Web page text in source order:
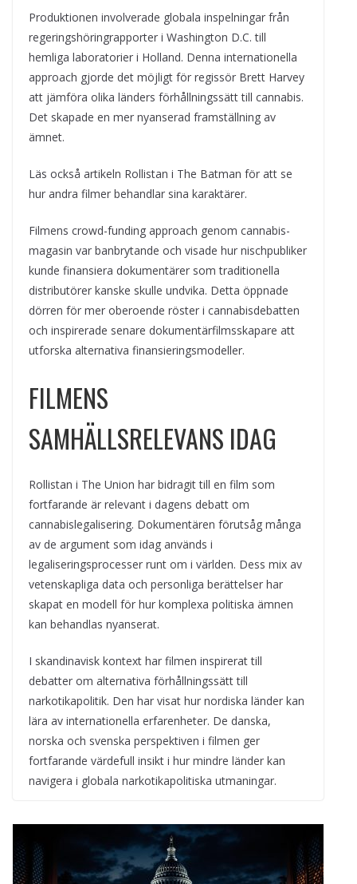
Produktionen involverade globala inspelningar från
regeringshöringrapporter i Washington D.C. till
hemliga laboratorier i Holland. Denna internationella
approach gjorde det möjligt för regissör Brett Harvey
att jämföra olika länders förhållningssätt till cannabis.
Det skapade en mer nyanserad framställning av
ämnet.
Läs också artikeln Rollistan i The Batman för att se
hur andra filmer behandlar sina karaktärer.
Filmens crowd-funding approach genom cannabis-
magasin var banbrytande och visade hur nischpubliker
kunde finansiera dokumentärer som traditionella
distributörer kanske skulle undvika. Detta öppnade
dörren för mer oberoende röster i cannabisdebatten
och inspirerade senare dokumentärfilmsskapare att
utforska alternativa finansieringsmodeller.
FILMENS
SAMHÄLLSRELEVANS IDAG
Rollistan i The Union har bidragit till en film som
fortfarande är relevant i dagens debatt om
cannabislegalisering. Dokumentären förutsåg många
av de argument som idag används i
legaliseringsprocesser runt om i världen. Dess mix av
vetenskapliga data och personliga berättelser har
skapat en modell för hur komplexa politiska ämnen
kan behandlas nyanserat.
I skandinavisk kontext har filmen inspirerat till
debatter om alternativa förhållningssätt till
narkotikapolitik. Den har visat hur nordiska länder kan
lära av internationella erfarenheter. De danska,
norska och svenska perspektiven i filmen ger
fortfarande värdefull insikt i hur mindre länder kan
navigera i globala narkotikapolitiska utmaningar.